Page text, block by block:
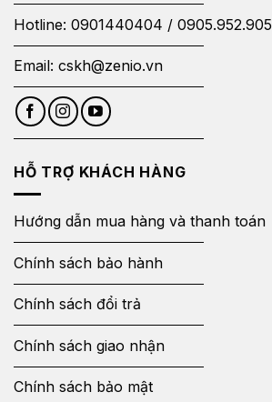
Hotline: 0901440404 / 0905.952.905
Email: cskh@zenio.vn
HỖ TRỢ KHÁCH HÀNG
Hướng dẫn mua hàng và thanh toán
Chính sách bảo hành
Chính sách đổi trả
Chính sách giao nhận
Chính sách bảo mật